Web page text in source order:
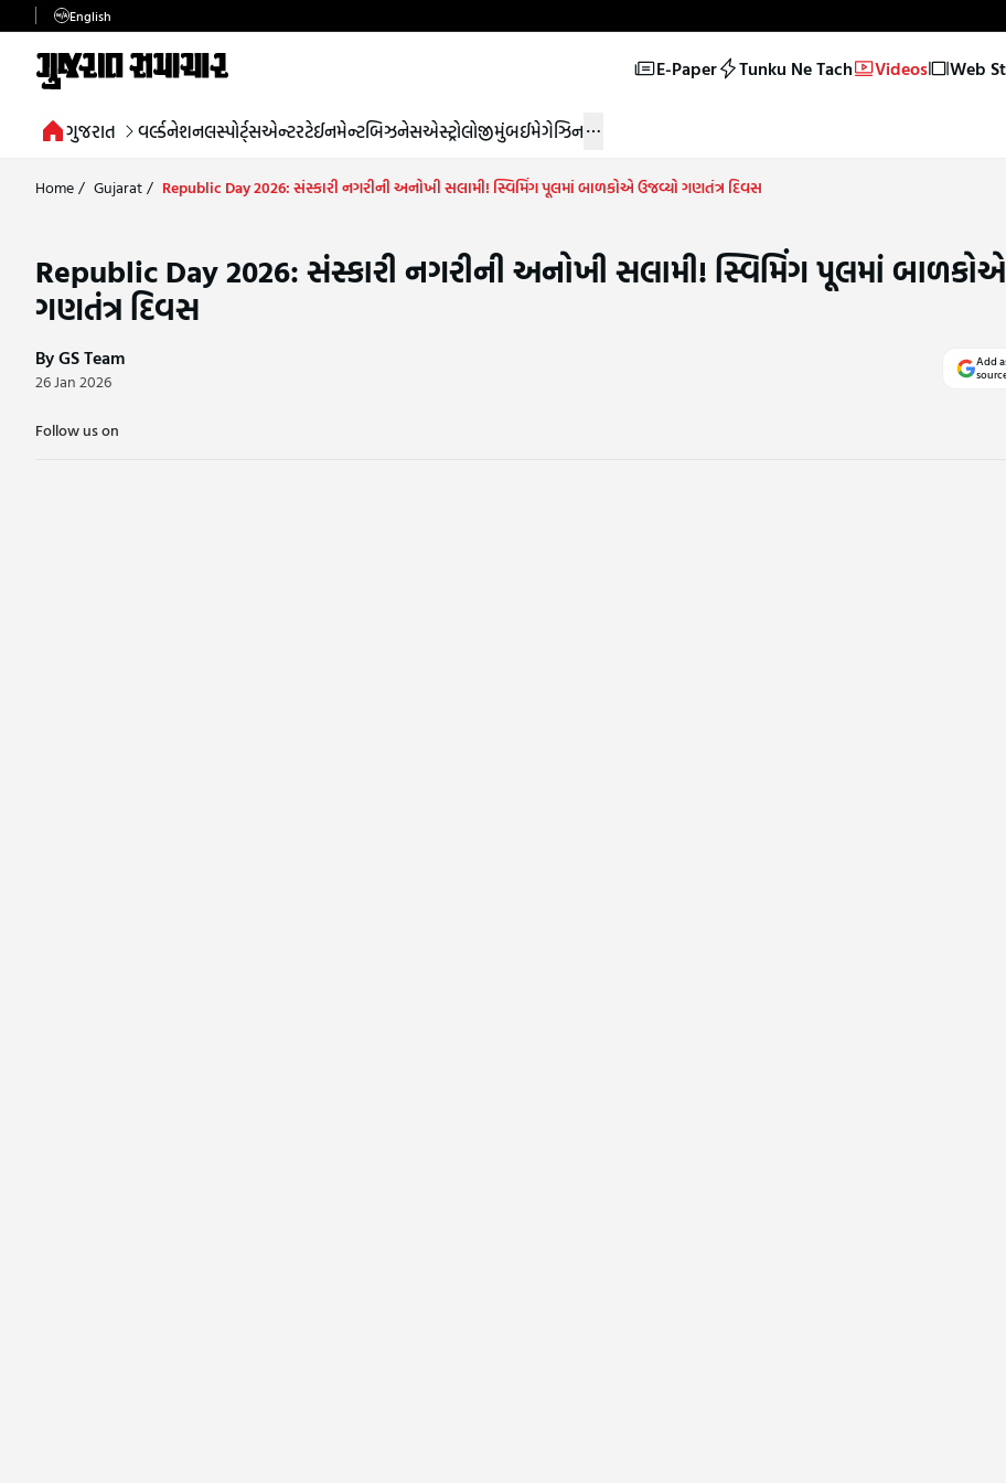
English
E-Paper Tunku Ne Tach Videos Web
ગુજરાત વર્લ્ડનેશનલસ્પોર્ટ્સએન્ટરટેઈનમેન્ટબિઝનેસએસ્ટ્રોલોજીમુંબઈમેગેઝિન
Home/ Gujarat/ Republic Day 2026: સંસ્કારી નગરીની અનોખી સલામી! સ્વિમિંગ પૂલમાં બાળકોએ ઉજવ્યો ગણતંત્ર દિવસ
Republic Day 2026: સંસ્કારી નગરીની અનોખી સલામી! સ્વિમિંગ પૂલમાં
ગણતંત્ર દિવસ
By GS Team
26 Jan 2026
Add
Follow us on